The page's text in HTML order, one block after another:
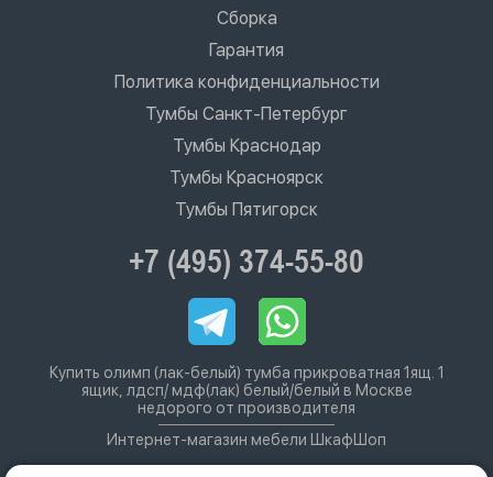
Сборка
Гарантия
Политика конфиденциальности
Тумбы Санкт-Петербург
Тумбы Краснодар
Тумбы Красноярск
Тумбы Пятигорск
+7 (495) 374-55-80
Купить олимп (лак-белый) тумба прикроватная 1ящ. 1
ящик, лдсп/ мдф(лак) белый/белый в Москве
недорого от производителя
Интернет-магазин мебели ШкафШоп